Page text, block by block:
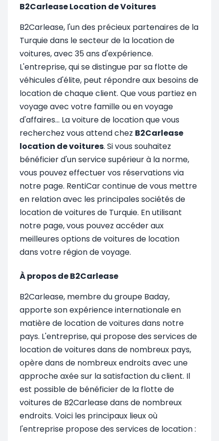
B2Carlease Location de Voitures
B2Carlease, l'un des précieux partenaires de la
Turquie dans le secteur de la location de
voitures, avec 35 ans d'expérience.
L'entreprise, qui se distingue par sa flotte de
véhicules d'élite, peut répondre aux besoins de
location de chaque client. Que vous partiez en
voyage avec votre famille ou en voyage
d'affaires... La voiture de location que vous
recherchez vous attend chez B2Carlease
location de voitures. Si vous souhaitez
bénéficier d'un service supérieur à la norme,
vous pouvez effectuer vos réservations via
notre page. RentiCar continue de vous mettre
en relation avec les principales sociétés de
location de voitures de Turquie. En utilisant
notre page, vous pouvez accéder aux
meilleures options de voitures de location
dans votre région de voyage.
À propos de B2Carlease
B2Carlease, membre du groupe Baday,
apporte son expérience internationale en
matière de location de voitures dans notre
pays. L'entreprise, qui propose des services de
location de voitures dans de nombreux pays,
opère dans de nombreux endroits avec une
approche axée sur la satisfaction du client. Il
est possible de bénéficier de la flotte de
voitures de B2Carlease dans de nombreux
endroits. Voici les principaux lieux où
l'entreprise propose des services de location :